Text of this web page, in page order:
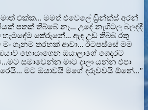
මාත් එක්ක... මමත් එවෙලේ ඩ්‍රින්ක්ස් අරන්
පතක් තිබ්බේ නෑ... උදේ නැගිටල බලද්දී
හැමදේම තේරුනේ... ඇඳ උඩ තිබ්බ රතු
ගැනම තරහක් ආවා... ඊටපස්සේ මම
හොයාගෙන ඔයාලාගේ ගෙදරට
සමාවෙන්න මාට දාලා යන්න එපා
මට ඔයාවයි මගේ දරුවවයි ඕනේ..."